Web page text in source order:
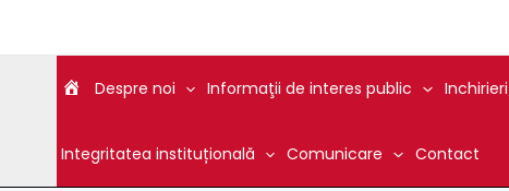
Despre noi Informaţii de interes public
Integritatea instituțională Comunicare Contact